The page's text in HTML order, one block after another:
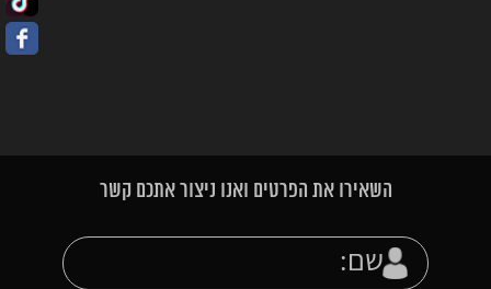
השאירו את הפרטים ואנו ניצור אתכם קשר